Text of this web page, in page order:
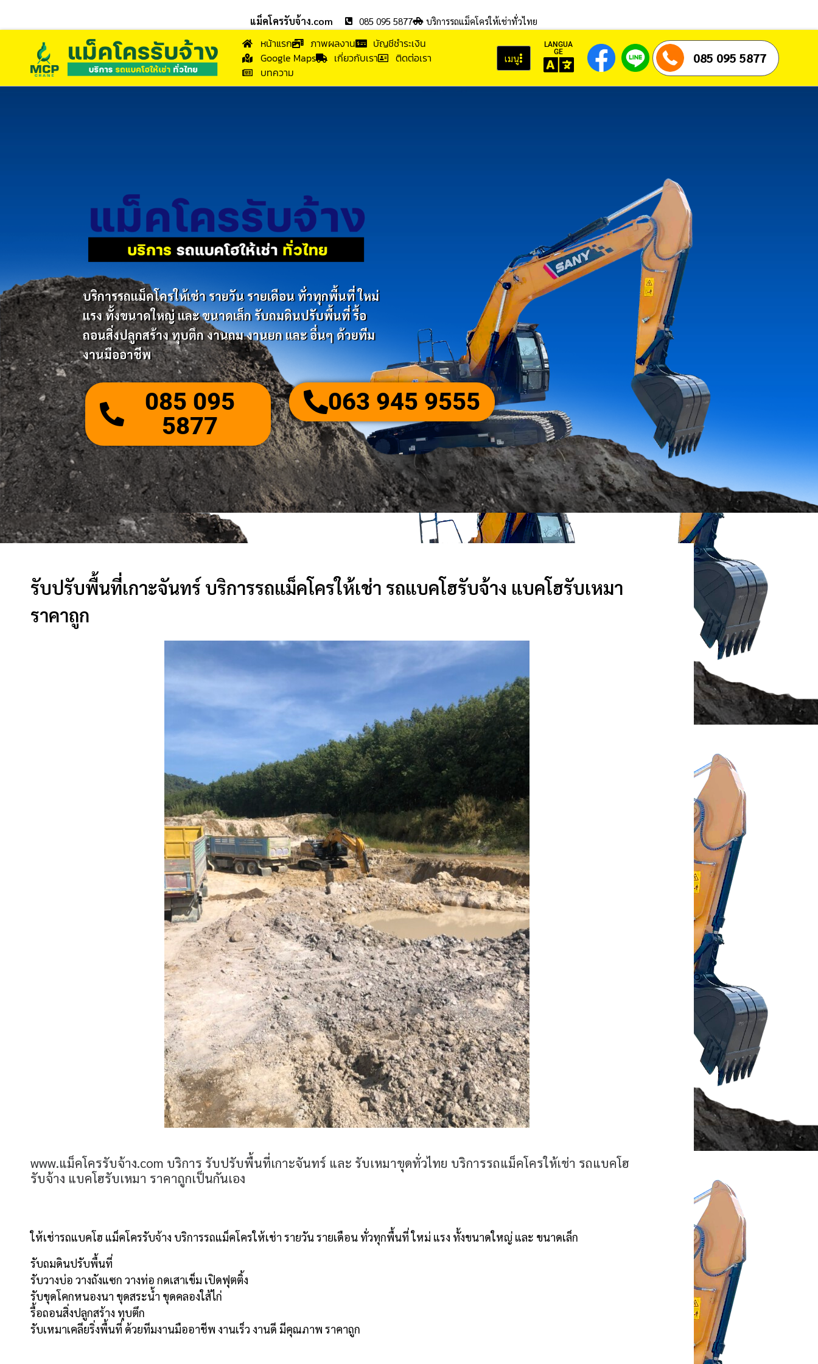
แม็คโครรับจ้าง.com 085 095 5877 บริการรถแม็คโครให้เช่าทั่วไทย
หน้าแรก ภาพผลงาน
บัญชีชำระเงิน
Google Maps
เกี่ยวกับเรา
ติดต่อเรา
บทความ
เมนู
LANGUA
GE
085 095 5877
บริการรถแม็คโครให้เช่า รายวัน รายเดือน ทั่วทุกพื้นที่ ใหม่
แรง ทั้งขนาดใหญ่ และ ขนาดเล็ก รับถมดินปรับพื้นที่ รื้อ
ถอนสิ่งปลูกสร้าง ทุบตึก งานถม งานยก และ อื่นๆ ด้วยทีม
งานมืออาชีพ
085 095
5877
063 945 9555
รับปรับพื้นที่เกาะจันทร์ บริการรถแม็คโครให้เช่า รถแบคโฮรับจ้าง แบคโฮรับเหมา
ราคาถูก
www.แม็คโครรับจ้าง.com บริการ รับปรับพื้นที่เกาะจันทร์ และ รับเหมาขุดทั่วไทย บริการรถแม็คโครให้เช่า รถแบคโฮ
รับจ้าง แบคโฮรับเหมา ราคาถูกเป็นกันเอง
ให้เช่ารถแบคโฮ แม็คโครรับจ้าง บริการรถแม็คโครให้เช่า รายวัน รายเดือน ทั่วทุกพื้นที่ ใหม่ แรง ทั้งขนาดใหญ่ และ ขนาดเล็ก
รับถมดินปรับพื้นที่
รับวางบ่อ วางถังแซก วางท่อ กดเสาเข็ม เปิดฟุตติ้ง
รับขุดโคกหนองนา ขุดสระน้ำ ขุดคลองใส้ไก่
รื้อถอนสิ่งปลูกสร้าง ทุบตึก
รับเหมาเคลียริ่งพื้นที่ ด้วยทีมงานมืออาชีพ งานเร็ว งานดี มีคุณภาพ ราคาถูก